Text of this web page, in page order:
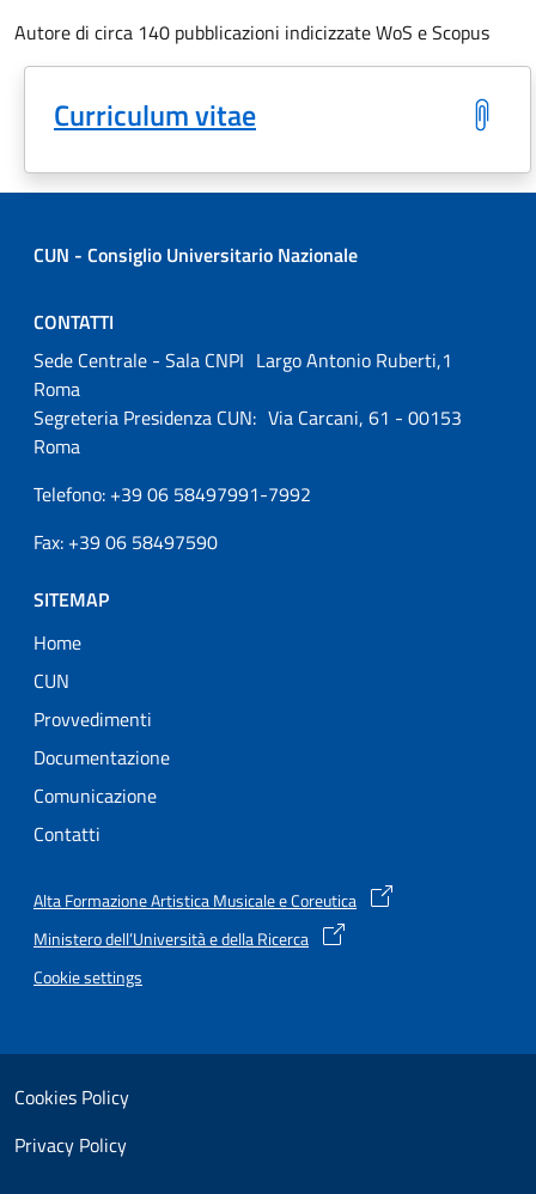
Autore di circa 140 pubblicazioni indicizzate WoS e Scopus
Curriculum vitae
CUN - Consiglio Universitario Nazionale
CONTATTI
Sede Centrale - Sala CNPI Largo Antonio Ruberti,1
Roma
Segreteria Presidenza CUN: Via Carcani, 61 - 00153
Roma
Telefono: +39 06 58497991-7992
Fax: +39 06 58497590
SITEMAP
Home
CUN
Provvedimenti
Documentazione
Comunicazione
Contatti
Alta Formazione Artistica Musicale e Coreutica
Ministero dell’Università e della Ricerca
Cookie settings
Small prints
Useful links section
Cookies Policy
Privacy Policy